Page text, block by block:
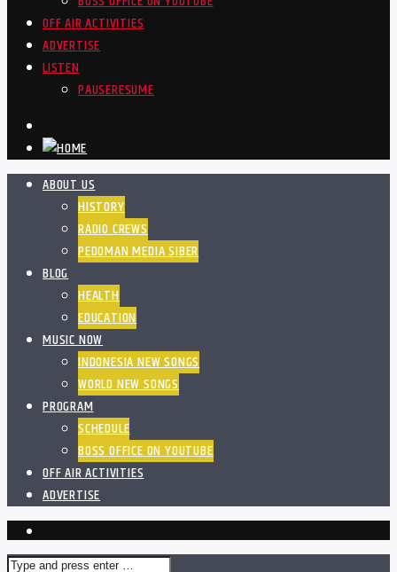
OFF AIR ACTIVITIES
ADVERTISE
LISTEN
PAUSERESUME
ABOUT US
HISTORY
RADIO CREWS
PEDOMAN MEDIA SIBER
BLOG
HEALTH
EDUCATION
MUSIC NOW
INDONESIA NEW SONGS
WORLD NEW SONGS
PROGRAM
SCHEDULE
BOSS OFFICE ON YOUTUBE
OFF AIR ACTIVITIES
ADVERTISE